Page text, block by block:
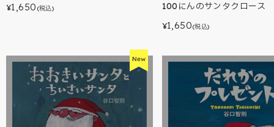
¥1,650 (税込) 100にんのサンタクロース
¥1,650(税込)